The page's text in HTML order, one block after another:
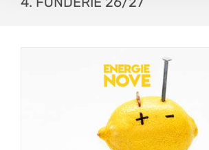
Energie Nove
11 – 20 nov 2026